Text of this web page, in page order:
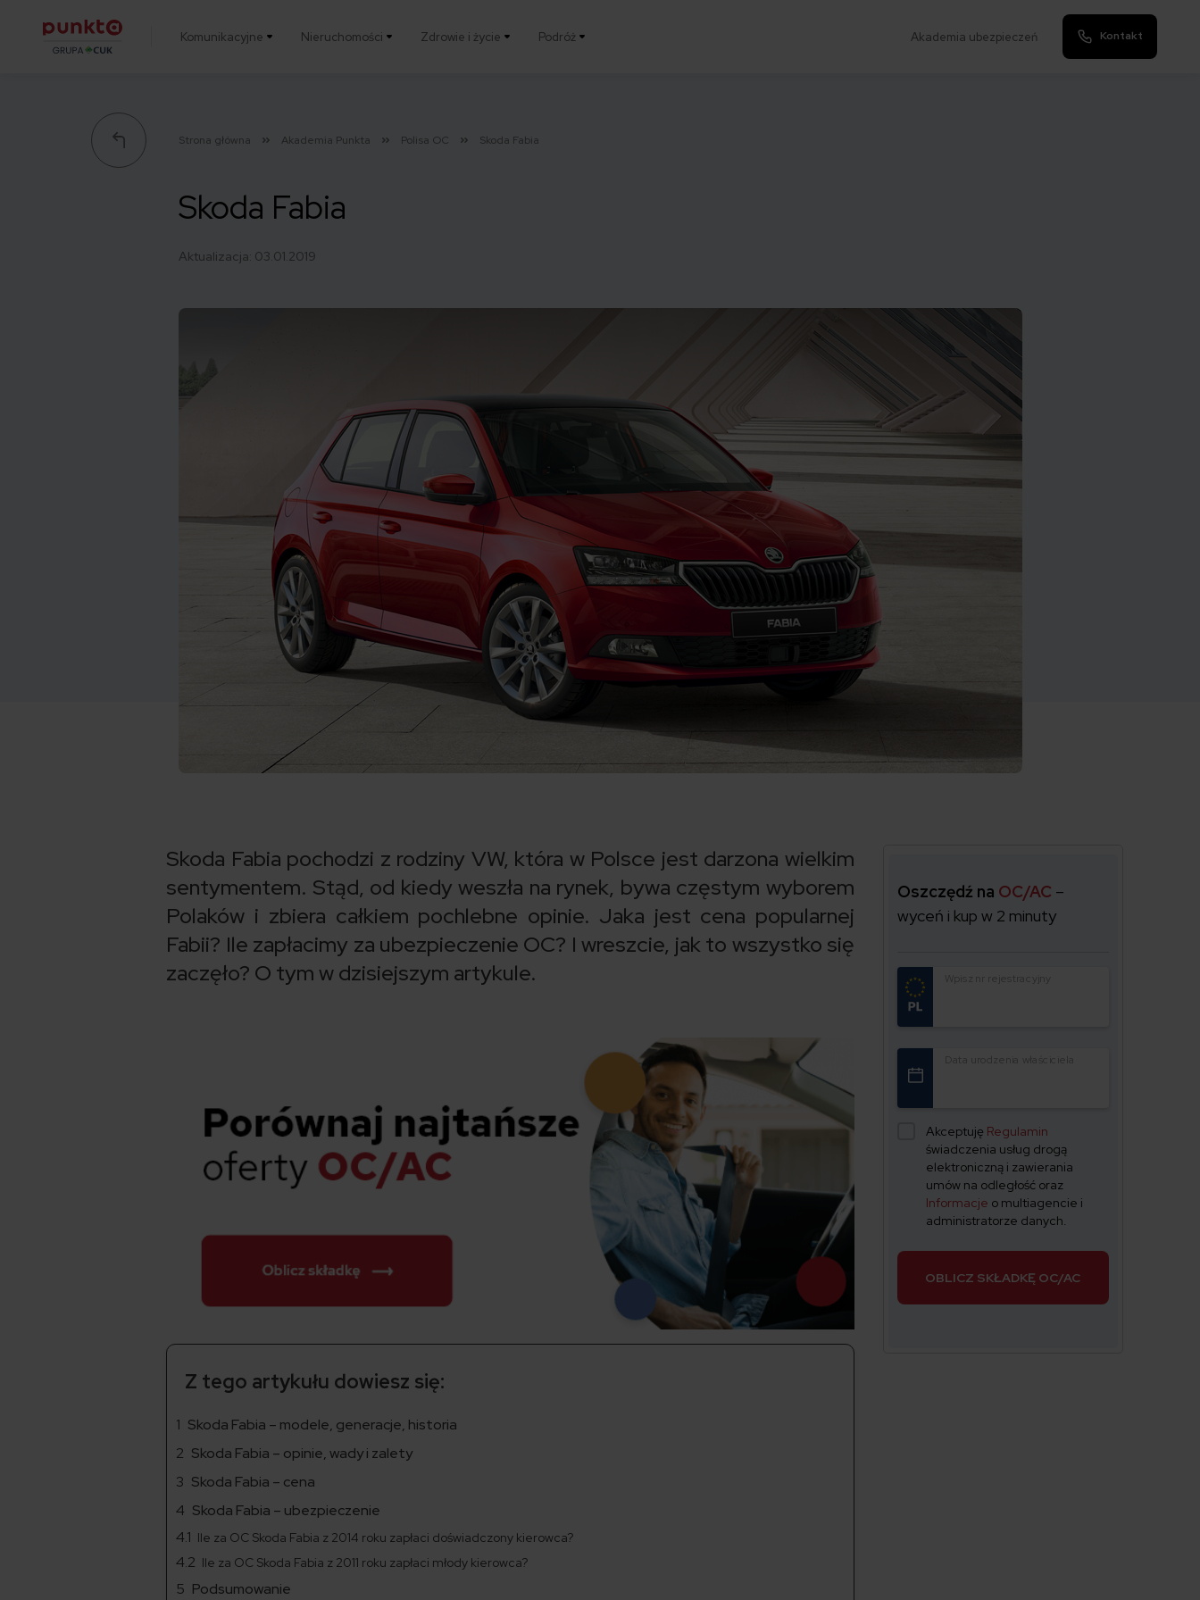
Komunikacyjne Nieruchomości Zdrowie i życie Podróż Akademia ubezpieczeń Kontakt
Strona główna Akademia Punkta Polisa OC Skoda Fabia
Skoda Fabia
Aktualizacja: 03.01.2019
Skoda Fabia pochodzi z rodziny VW, która w Polsce jest darzona wielkim
sentymentem. Stąd, od kiedy weszła na rynek, bywa częstym wyborem
Polaków i zbiera całkiem pochlebne opinie. Jaka jest cena popularnej
Fabii? Ile zapłacimy za ubezpieczenie OC? I wreszcie, jak to wszystko się
zaczęło? O tym w dzisiejszym artykule.
Z tego artykułu dowiesz się:
Skoda Fabia – modele, generacje, historia
Skoda Fabia – opinie, wady i zalety
Skoda Fabia – cena
Skoda Fabia – ubezpieczenie
Ile za OC Skoda Fabia z 2014 roku zapłaci doświadczony kierowca?
Ile za OC Skoda Fabia z 2011 roku zapłaci młody kierowca?
Podsumowanie
Oszczędź na OC/AC –
wyceń i kup w 2 minuty
Wpisz nr rejestracyjny
Data urodzenia właściciela
Akceptuję Regulamin
świadczenia usług drogą
elektroniczną i zawierania
umów na odległość oraz
Informacje o multiagencie i
administratorze danych.
OBLICZ SKŁADKĘ OC/AC